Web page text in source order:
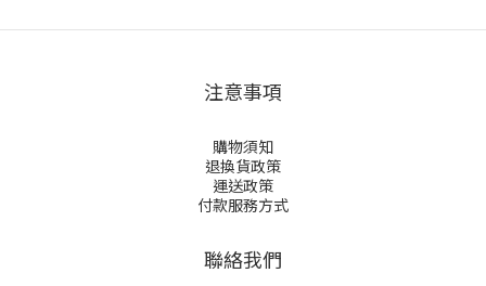
注意事項
購物須知
退換貨政策
運送政策
付款服務方式
聯絡我們